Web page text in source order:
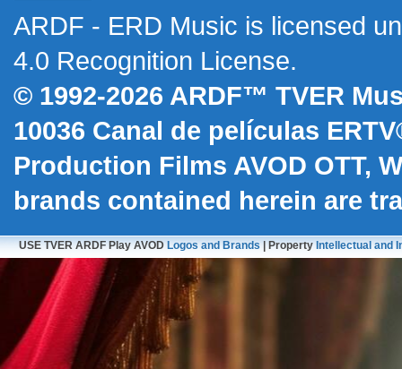
ARDF - ERD Music is licensed
4.0 Recognition License.
© 1992-2026 ARDF™ TVER
10036 Canal de películas
Production Films AVOD OTT,
brands contained herein are
USE TVER ARDF Play AVODLogos and Brands| PropertyIntellectual and